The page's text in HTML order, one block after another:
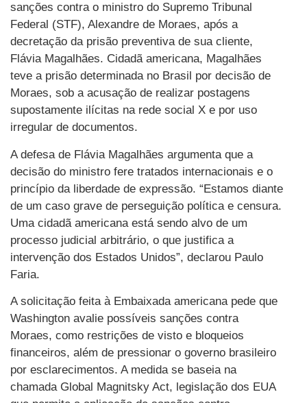
sanções contra o ministro do Supremo Tribunal
Federal (STF), Alexandre de Moraes, após a
decretação da prisão preventiva de sua cliente,
Flávia Magalhães. Cidadã americana, Magalhães
teve a prisão determinada no Brasil por decisão de
Moraes, sob a acusação de realizar postagens
supostamente ilícitas na rede social X e por uso
irregular de documentos.
A defesa de Flávia Magalhães argumenta que a
decisão do ministro fere tratados internacionais e o
princípio da liberdade de expressão. “Estamos diante
de um caso grave de perseguição política e censura.
Uma cidadã americana está sendo alvo de um
processo judicial arbitrário, o que justifica a
intervenção dos Estados Unidos”, declarou Paulo
Faria.
A solicitação feita à Embaixada americana pede que
Washington avalie possíveis sanções contra
Moraes, como restrições de visto e bloqueios
financeiros, além de pressionar o governo brasileiro
por esclarecimentos. A medida se baseia na
chamada Global Magnitsky Act, legislação dos EUA